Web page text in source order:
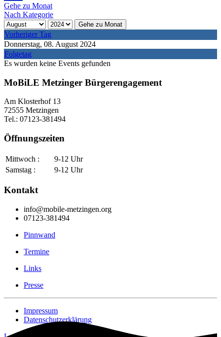
Gehe zu Monat
Nach Kategorie
Gehe zu Monat
Vorheriger Tag
Donnerstag, 08. August 2024
Folgetag
Es wurden keine Events gefunden
MoBiLE Metzinger Bürgerengagement
Am Klosterhof 13
72555 Metzingen
Tel.: 07123-381494
Öffnungszeiten
Mittwoch :
9-12 Uhr
Samstag :
9-12 Uhr
Kontakt
info@mobile-metzingen.org
07123-381494
Pinnwand
Termine
Links
Presse
Impressum
Datenschutzerklärung